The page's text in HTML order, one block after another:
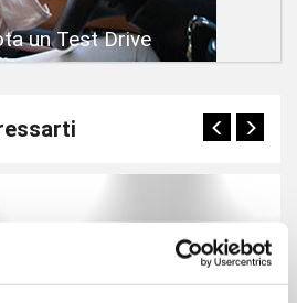
un Test Drive